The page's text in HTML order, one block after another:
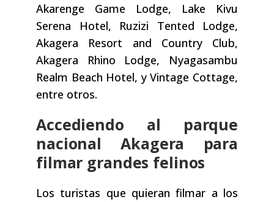
Akarenge Game Lodge, Lake Kivu
Serena Hotel, Ruzizi Tented Lodge,
Akagera Resort and Country Club,
Akagera Rhino Lodge, Nyagasambu
Realm Beach Hotel, y Vintage Cottage,
entre otros.
Accediendo al parque
nacional Akagera para
filmar grandes felinos
Los turistas que quieran filmar a los